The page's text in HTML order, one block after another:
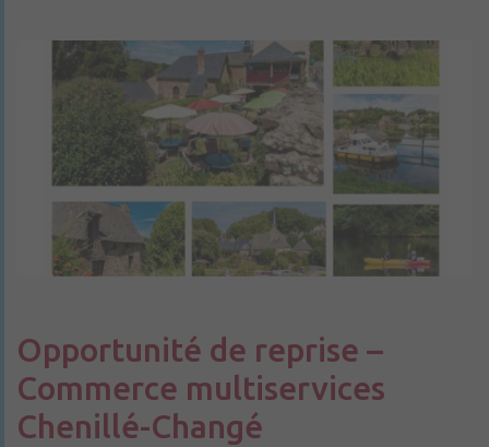
Opportunité de reprise –
Commerce multiservices
Chenillé-Changé